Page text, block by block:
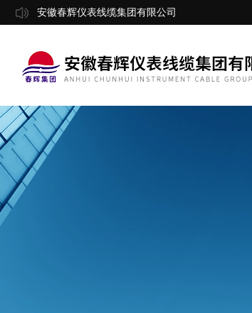
安徽春辉仪表线缆集团有限公司